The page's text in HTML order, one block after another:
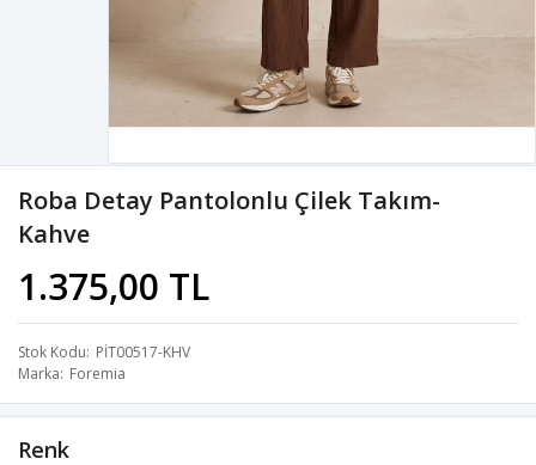
Roba Detay Pantolonlu Çilek Takım-
Kahve
1.375,00 TL
Stok Kodu PİT00517-KHV
Marka Foremia
Renk